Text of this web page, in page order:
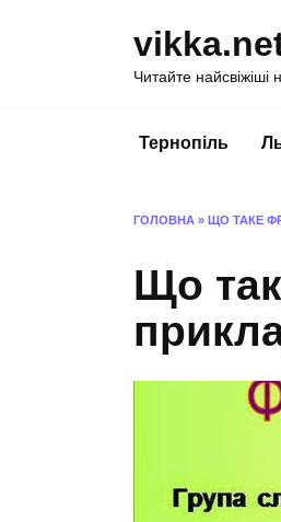
Читайте найсвіжіші
Тернопіль
ГОЛОВНА » ЩО ТАКЕ
Що